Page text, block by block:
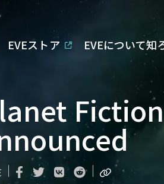
EVEストア EVEについて知